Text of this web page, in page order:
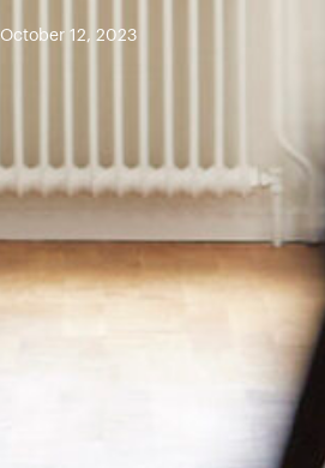
October 12, 2023